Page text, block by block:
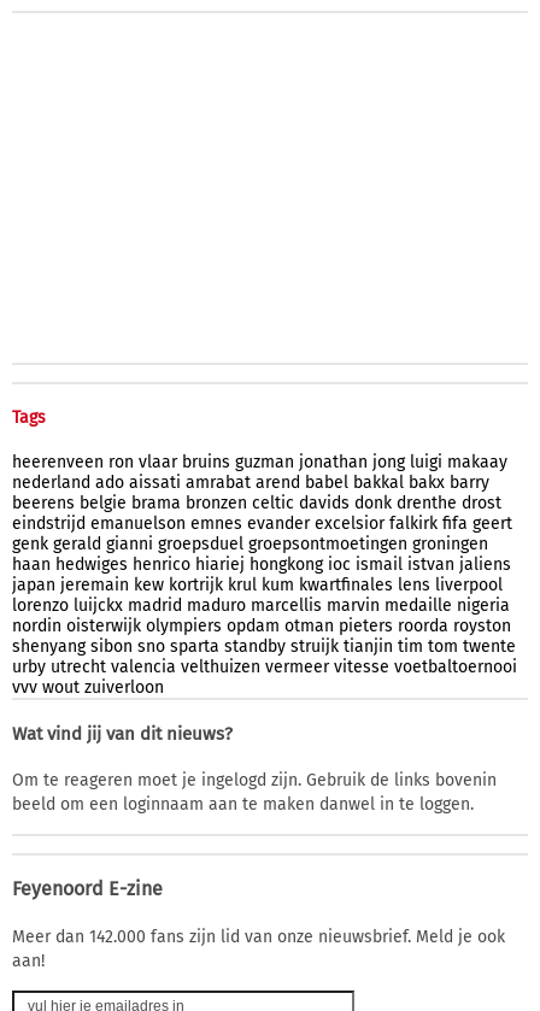
Tags
heerenveen ron vlaar bruins guzman jonathan jong luigi makaay
nederland ado aissati amrabat arend babel bakkal bakx barry
beerens belgie brama bronzen celtic davids donk drenthe drost
eindstrijd emanuelson emnes evander excelsior falkirk fifa geert
genk gerald gianni groepsduel groepsontmoetingen groningen
haan hedwiges henrico hiariej hongkong ioc ismail istvan jaliens
japan jeremain kew kortrijk krul kum kwartfinales lens liverpool
lorenzo luijckx madrid maduro marcellis marvin medaille nigeria
nordin oisterwijk olympiers opdam otman pieters roorda royston
shenyang sibon sno sparta standby struijk tianjin tim tom twente
urby utrecht valencia velthuizen vermeer vitesse voetbaltoernooi
vvv wout zuiverloon
Wat vind jij van dit nieuws?
Om te reageren moet je ingelogd zijn. Gebruik de links bovenin
beeld om een loginnaam aan te maken danwel in te loggen.
Feyenoord E-zine
Meer dan 142.000 fans zijn lid van onze nieuwsbrief. Meld je ook
aan!